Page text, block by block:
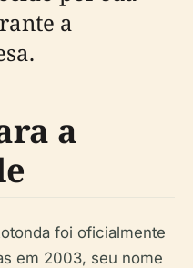
a
a
foi oficialmente
em 2003, seu nome